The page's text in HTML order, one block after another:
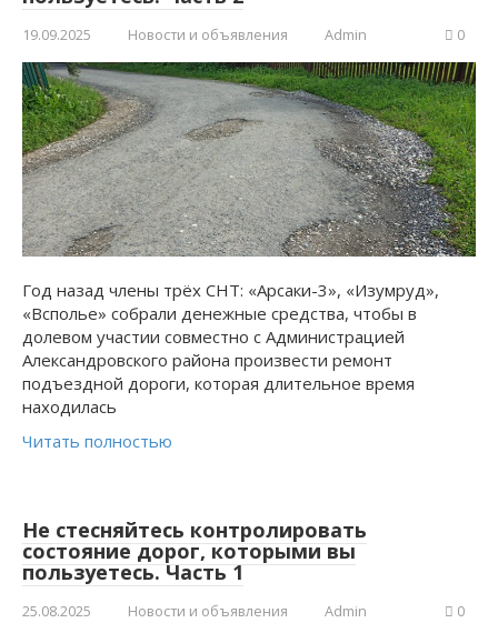
19.09.2025 Новости и объявления Admin 0
Год назад члены трёх СНТ: «Арсаки-3», «Изумруд»,
«Всполье» собрали денежные средства, чтобы в
долевом участии совместно с Администрацией
Александровского района произвести ремонт
подъездной дороги, которая длительное время
находилась
Читать полностью
Не стесняйтесь контролировать
состояние дорог, которыми вы
пользуетесь. Часть 1
25.08.2025 Новости и объявления Admin 0